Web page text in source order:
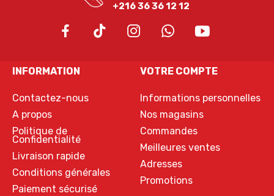
+216 36 36 12 12
INFORMATION
Contactez-nous
A propos
Politique de
Confidentialité
Livraison rapide
Conditions générales
Paiement sécurisé
VOTRE COMPTE
Informations personnelles
Nos magasins
Commandes
Meilleures ventes
Adresses
Promotions